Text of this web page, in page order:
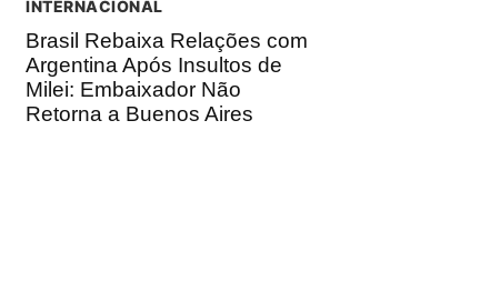
INTERNACIONAL
Brasil Rebaixa Relações com
Argentina Após Insultos de
Milei: Embaixador Não
Retorna a Buenos Aires